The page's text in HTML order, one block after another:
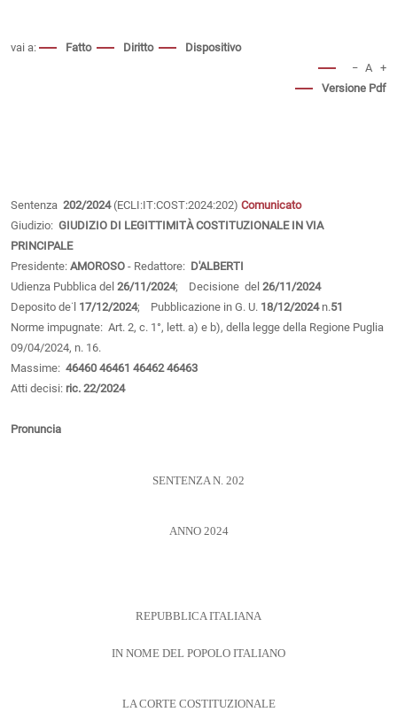
vai a: Fatto Diritto
Dispositivo
− A +
Versione Pdf
Sentenza 202/2024(ECLI:IT:COST:2024:202) Comunicato
Giudizio: GIUDIZIO DI LEGITTIMITÀ COSTITUZIONALE IN VIA
PRINCIPALE
Presidente: AMOROSO - Redattore: D'ALBERTI
Udienza Pubblica del 26/11/2024; Decisione del 26/11/2024
Deposito de˙l 17/12/2024; Pubblicazione in G. U. 18/12/2024n.51
Norme impugnate: Art. 2, c. 1°, lett. a) e b), della legge della Regione Puglia
09/04/2024, n. 16.
Massime: 46460 46461 46462 46463
Atti decisi: ric. 22/2024
Pronuncia
SENTENZA N. 202
ANNO 2024
REPUBBLICA ITALIANA
IN NOME DEL POPOLO ITALIANO
LA CORTE COSTITUZIONALE